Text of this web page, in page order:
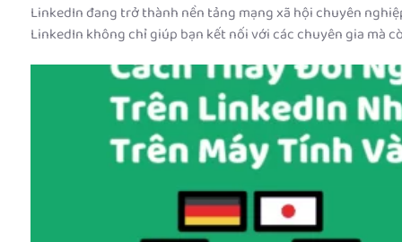
LinkedIn đang trở thành nền tảng mạng xã hội chuyên
LinkedIn không chỉ giúp bạn kết nối với các chuyên gia mà